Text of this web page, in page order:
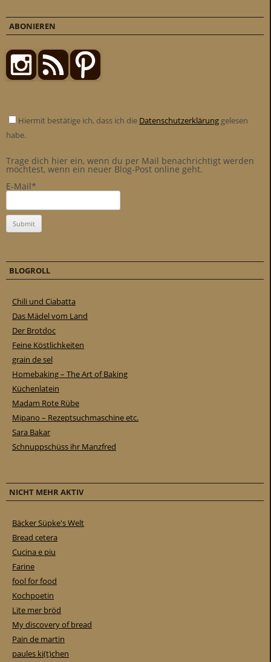
ABONIEREN
Hiermit bestätige ich, dass ich die Datenschutzerklärung gelesen
habe.
Trage dich hier ein, wenn du per Mail benachrichtigt werden
möchtest, wenn ein neuer Blog-Post online geht.
E-Mail*
BLOGROLL
Chili und Ciabatta
Das Mädel vom Land
Der Brotdoc
Feine Köstlichkeiten
grain de sel
Homebaking – The Art of Baking
Küchenlatein
Madam Rote Rübe
Mipano – Rezeptsuchmaschine etc.
Sara Bakar
Schnuppschüss ihr Manzfred
NICHT MEHR AKTIV
Bäcker Süpke's Welt
Bread cetera
Cucina e piu
Farine
fool for food
Kochpoetin
Lite mer bröd
My discovery of bread
Pain de martin
paules ki(t)chen